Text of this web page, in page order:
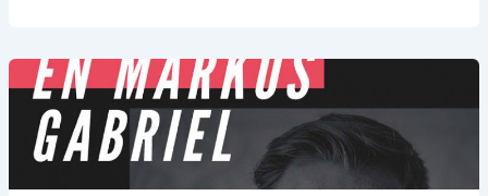
Curso
Temático
La
noción